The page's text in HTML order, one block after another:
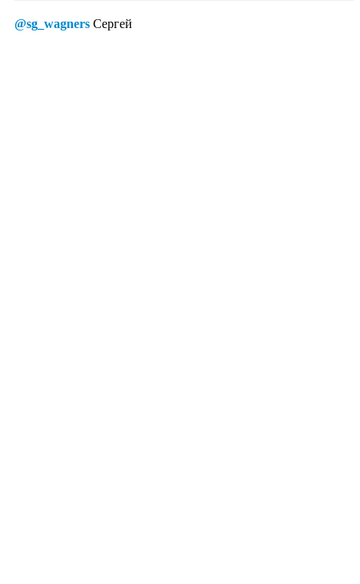
@sg_wagners Сергей